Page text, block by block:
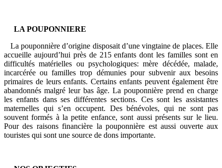
LA POUPONNIERE
La pouponnière d’origine disposait d’une vingtaine de places. Elle
accueille aujourd’hui près de 215 enfants dont les familles sont en
difficultés matérielles ou psychologiques: mère décédée, malade,
incarcérée ou familles trop démunies pour subvenir aux besoins
primaires de leurs enfants. Certains enfants peuvent également être
abandonnés malgré leur bas âge. La pouponnière prend en charge
les enfants dans ses différentes sections. Ces sont les assistantes
maternelles qui s’en occupent. Des bénévoles, qui ne sont pas
souvent formés à la petite enfance, sont aussi présents sur le lieu.
Pour des raisons financière la pouponnière est aussi ouverte aux
touristes qui sont une source de dons importante.